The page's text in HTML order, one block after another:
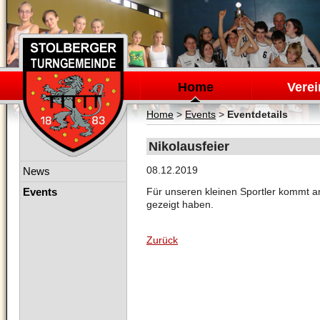
Navigation
überspringen
Home
Home> Events> Eventdetails
Nikolausfeier
08.12.2019
Für unseren kleinen Sportler kommt
gezeigt haben.
Zurück
Navigation
News
Events